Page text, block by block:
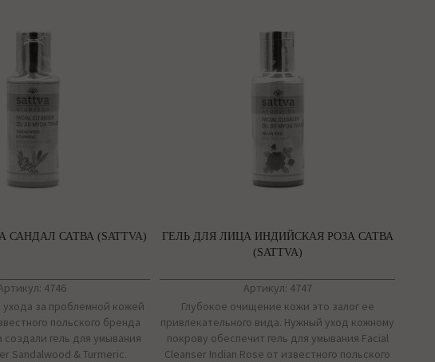
САНДАЛ САТВА (SATTVA)
4746
за проблемной кожей
польского бренда
гель для умывания
Sandalwood & Turmeric.
ГЕЛЬ ДЛЯ ЛИЦА ИНДИЙСКАЯ РОЗА САТВА
(SATTVA)
Артикул: 4747
Глубокое очищение кожи это залог ее
привлекательного вида. Нужный уход кожному
покрову обеспечит гель для умывания Facial
Cleanser Indian Rose от известного польского